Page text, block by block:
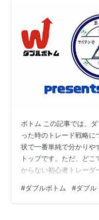
テクニカル分析
ボトム この記事では、
った時のトレード戦略
状で一番単純で分かりや
トップです。ただ、ど
からない初心者トレーダ
発したらショート・ロン
ますが、この記事では、
#ダブルボトム #ダブル